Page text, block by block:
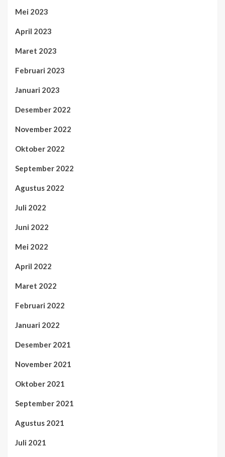
Mei 2023
April 2023
Maret 2023
Februari 2023
Januari 2023
Desember 2022
November 2022
Oktober 2022
September 2022
Agustus 2022
Juli 2022
Juni 2022
Mei 2022
April 2022
Maret 2022
Februari 2022
Januari 2022
Desember 2021
November 2021
Oktober 2021
September 2021
Agustus 2021
Juli 2021